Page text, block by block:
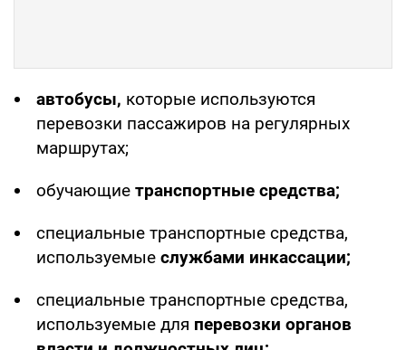
автобусы, которые используются
перевозки пассажиров на регулярных
маршрутах;
обучающие транспортные средства;
специальные транспортные средства,
используемые службами инкассации;
специальные транспортные средства,
используемые для перевозки органов